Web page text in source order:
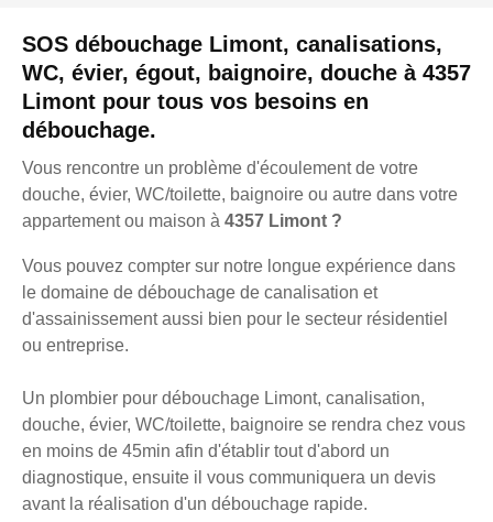
SOS débouchage Limont, canalisations,
WC, évier, égout, baignoire, douche à 4357
Limont pour tous vos besoins en
débouchage.
Vous rencontre un problème d'écoulement de votre
douche, évier, WC/toilette, baignoire ou autre dans votre
appartement ou maison à 4357 Limont ?
Vous pouvez compter sur notre longue expérience dans
le domaine de débouchage de canalisation et
d'assainissement aussi bien pour le secteur résidentiel
ou entreprise.
Un plombier pour débouchage Limont, canalisation,
douche, évier, WC/toilette, baignoire se rendra chez vous
en moins de 45min afin d'établir tout d'abord un
diagnostique, ensuite il vous communiquera un devis
avant la réalisation d'un débouchage rapide.